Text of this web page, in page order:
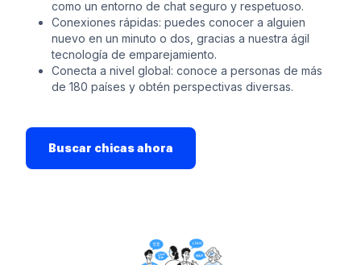
como un entorno de chat seguro y respetuoso.
Conexiones rápidas: puedes conocer a alguien
nuevo en un minuto o dos, gracias a nuestra ágil
tecnología de emparejamiento.
Conecta a nivel global: conoce a personas de más
de 180 países y obtén perspectivas diversas.
Buscar chicas ahora